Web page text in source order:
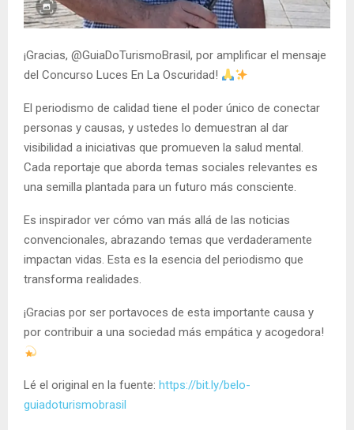
¡Gracias, @GuiaDoTurismoBrasil, por amplificar el mensaje
del Concurso Luces En La Oscuridad!
El periodismo de calidad tiene el poder único de conectar
personas y causas, y ustedes lo demuestran al dar
visibilidad a iniciativas que promueven la salud mental.
Cada reportaje que aborda temas sociales relevantes es
una semilla plantada para un futuro más consciente.
Es inspirador ver cómo van más allá de las noticias
convencionales, abrazando temas que verdaderamente
impactan vidas. Esta es la esencia del periodismo que
transforma realidades.
¡Gracias por ser portavoces de esta importante causa y
por contribuir a una sociedad más empática y acogedora!
Lé el original en la fuente: https://bit.ly/belo-
guiadoturismobrasil